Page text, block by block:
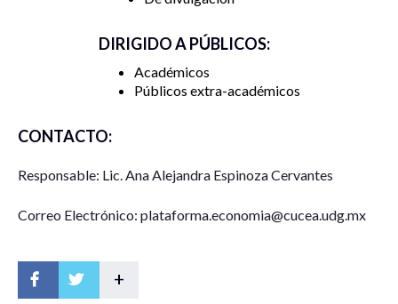
DIRIGIDO A PÚBLICOS:
Académicos
Públicos extra-académicos
CONTACTO:
Responsable: Lic. Ana Alejandra Espinoza Cervantes
Correo Electrónico: plataforma.economia@cucea.udg.mx
+